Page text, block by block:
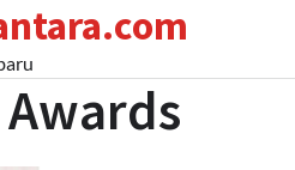
Awards